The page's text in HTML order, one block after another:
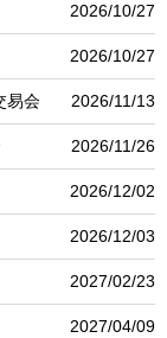
2026/10/27
2026/10/27
2026/11/13
易会
2026/11/26
2026/12/02
2026/12/03
2027/02/23
2027/04/09